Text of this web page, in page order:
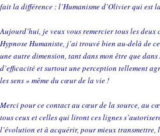
fait la différence : l’Humanisme d’Olivier qui est
Aujourd’hui, je veux vous remercier tous les
Hypnose Humaniste, j’ai trouvé bien au-delà de
une autre dimension, tant dans mon être que
d’efficacité et surtout une perception tellement
les sens » même du cœur de la vie !
Merci pour ce contact au cœur de la source, au
tous ceux et celles qui liront ces lignes
l’évolution et à acquérir, pour mieux transmettre,